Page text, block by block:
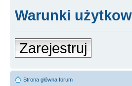
Warunki
Zarejestruj
Strona główna forum